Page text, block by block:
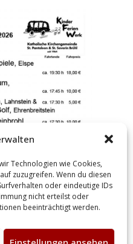
Technologien wie Cookies,
zuzugreifen. Wenn du diesen
oder eindeutige IDs
nicht erteilst oder
beeinträchtigt werden.